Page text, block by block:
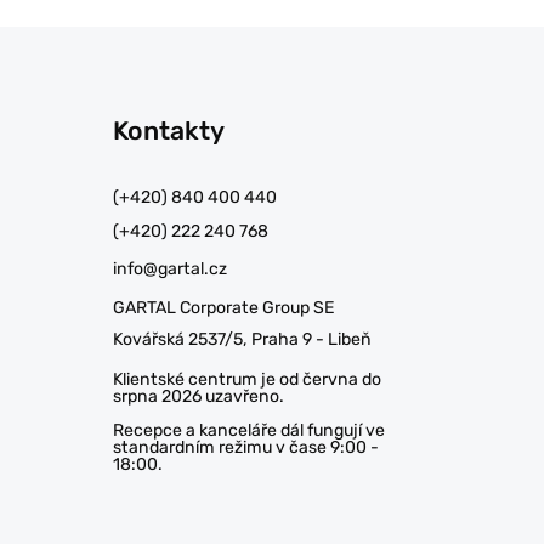
Kontakty
(+420) 840 400 440
(+420) 222 240 768
info@gartal.cz
GARTAL Corporate Group SE
Kovářská 2537/5, Praha 9 - Libeň
Klientské centrum je od června do
srpna 2026 uzavřeno.
Recepce a kanceláře dál fungují ve
standardním režimu v čase 9:00 -
18:00.